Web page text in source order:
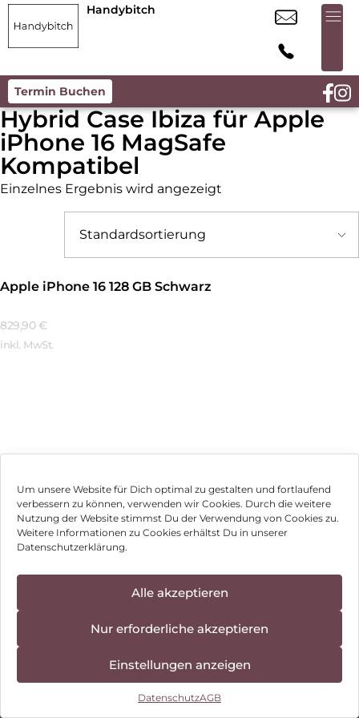
Um unsere Website für Dich optimal zu gestalten und fortlaufend
verbessern zu können, verwenden wir Cookies. Durch die weitere
Nutzung der Website stimmst Du der Verwendung von Cookies zu.
Weitere Informationen zu Cookies erhältst Du in unserer
Datenschutzerklärung.
Alle akzeptieren
Nur erforderliche akzeptieren
Einstellungen anzeigen
DatenschutzAGB
Handybitch
Termin Buchen
Hybrid Case Ibiza für Apple
iPhone 16 MagSafe
Kompatibel
Einzelnes Ergebnis wird angezeigt
Apple iPhone 16 128 GB Schwarz
829,90 €
inkl. MwSt.
Impressum
Hinweis zur Batterieentsorgung
Newsletter
, Brodos AG – All Rights Reserved.